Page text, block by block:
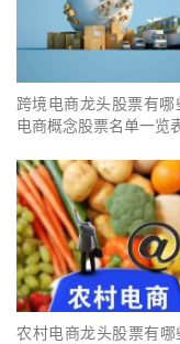
跨境电商龙头股票有哪
电商概念股票名单一览
农村电商龙头股票有哪